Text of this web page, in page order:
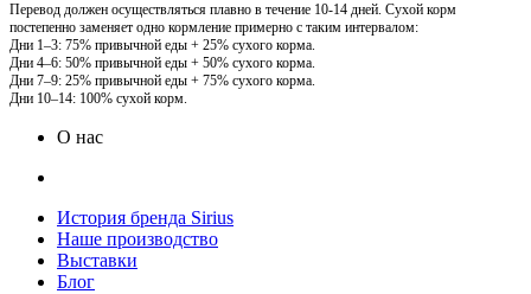
Перевод должен осуществляться плавно в течение 10-14 дней. Сухой корм
постепенно заменяет одно кормление примерно с таким интервалом:
Дни 1–3: 75% привычной еды + 25% сухого корма.
Дни 4–6: 50% привычной еды + 50% сухого корма.
Дни 7–9: 25% привычной еды + 75% сухого корма.
Дни 10–14: 100% сухой корм.
О нас
История бренда Sirius
Наше производство
Выставки
Блог